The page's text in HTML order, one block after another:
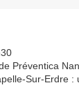
Préventica
Sur-Erdre :